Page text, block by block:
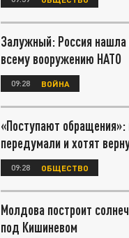
Залужный: Россия нашла
всему вооружению НАТО
09:28 ВОЙНА
«Поступают обращения»:
передумали и хотят
09:28 ОБЩЕСТВО
Молдова построит
под Кишиневом